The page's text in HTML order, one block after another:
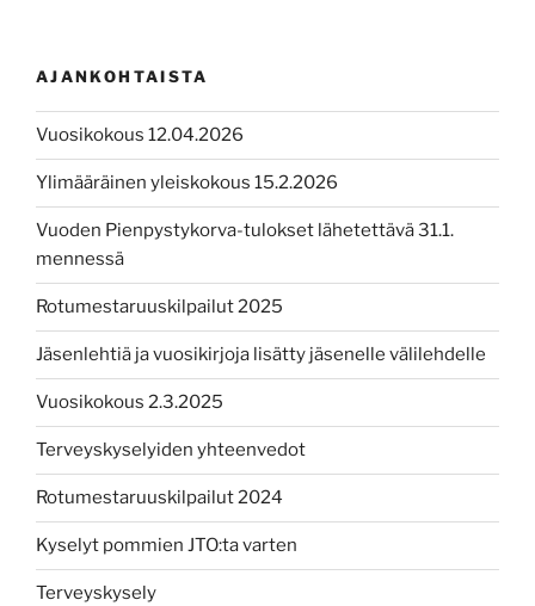
AJANKOHTAISTA
Vuosikokous 12.04.2026
Ylimääräinen yleiskokous 15.2.2026
Vuoden Pienpystykorva-tulokset lähetettävä 31.1.
mennessä
Rotumestaruuskilpailut 2025
Jäsenlehtiä ja vuosikirjoja lisätty jäsenelle välilehdelle
Vuosikokous 2.3.2025
Terveyskyselyiden yhteenvedot
Rotumestaruuskilpailut 2024
Kyselyt pommien JTO:ta varten
Terveyskysely